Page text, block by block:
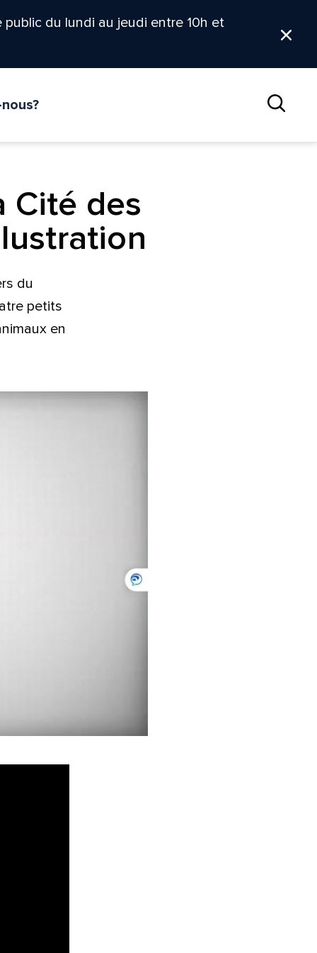
du lundi au jeudi entre 10h et
Cité des
du
petits
en